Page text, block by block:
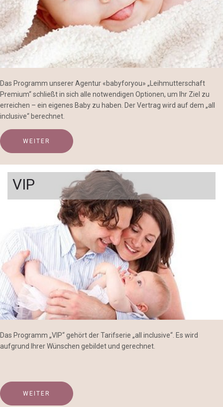
Das Programm unserer Agentur «babyforyou» „Leihmutterschaft
Premium“ schließt in sich alle notwendigen Optionen, um Ihr Ziel zu
erreichen – ein eigenes Baby zu haben. Der Vertrag wird auf dem „all
inclusive“ berechnet.
WEITER
VIP
Das Programm „VIP“ gehört der Tarifserie „all inclusive“. Es wird
aufgrund Ihrer Wünschen gebildet und gerechnet.
WEITER